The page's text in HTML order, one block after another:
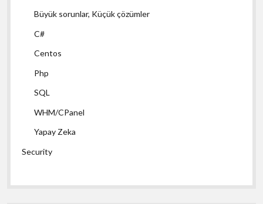
Büyük sorunlar, Küçük çözümler
C#
Centos
Php
SQL
WHM/CPanel
Yapay Zeka
Security